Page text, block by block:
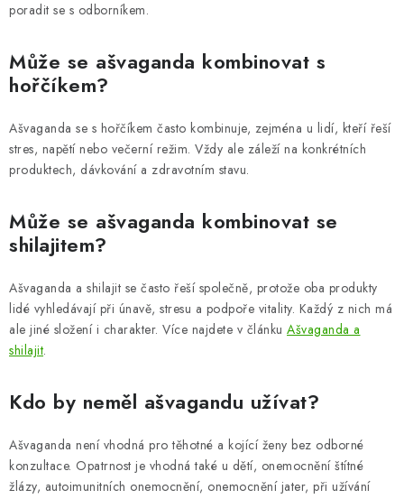
poradit se s odborníkem.
Může se ašvaganda kombinovat s
hořčíkem?
Ašvaganda se s hořčíkem často kombinuje, zejména u lidí, kteří řeší
stres, napětí nebo večerní režim. Vždy ale záleží na konkrétních
produktech, dávkování a zdravotním stavu.
Může se ašvaganda kombinovat se
shilajitem?
Ašvaganda a shilajit se často řeší společně, protože oba produkty
lidé vyhledávají při únavě, stresu a podpoře vitality. Každý z nich má
ale jiné složení i charakter. Více najdete v článku Ašvaganda a
shilajit.
Kdo by neměl ašvagandu užívat?
Ašvaganda není vhodná pro těhotné a kojící ženy bez odborné
konzultace. Opatrnost je vhodná také u dětí, onemocnění štítné
žlázy, autoimunitních onemocnění, onemocnění jater, při užívání